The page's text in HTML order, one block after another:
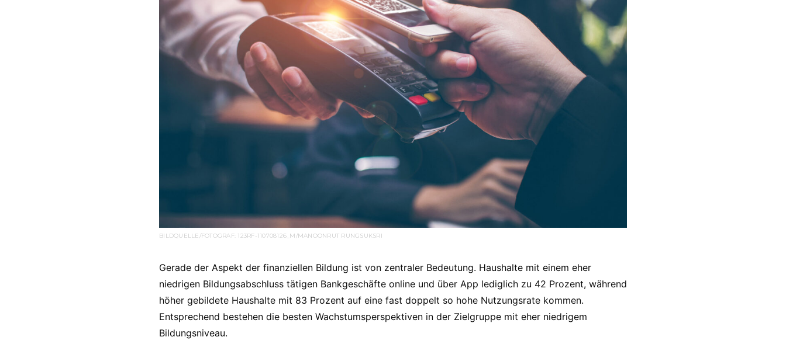
BILDQUELLE/FOTOGRAF: 123RF-110708126_M/MANOONRUT RUNGSUKSRI
Gerade der Aspekt der finanziellen Bildung ist von zentraler Bedeutung. Haushalte mit einem eher
niedrigen Bildungsabschluss tätigen Bankgeschäfte online und über App lediglich zu 42 Prozent, während
höher gebildete Haushalte mit 83 Prozent auf eine fast doppelt so hohe Nutzungsrate kommen.
Entsprechend bestehen die besten Wachstumsperspektiven in der Zielgruppe mit eher niedrigem
Bildungsniveau.